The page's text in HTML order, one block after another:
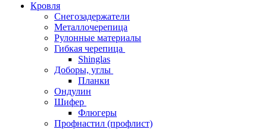
Кровля
Снегозадержатели
Металлочерепица
Рулонные материалы
Гибкая черепица
Shinglas
Доборы, углы
Планки
Ондулин
Шифер
Флюгеры
Профнастил (профлист)